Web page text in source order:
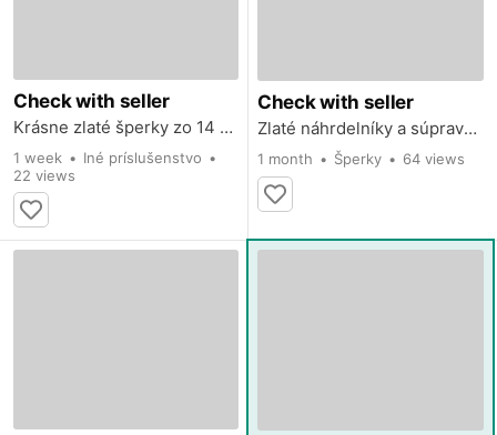
Check with seller
Krásne zlaté šperky zo 14 karátového zlata Korai
1 week
Iné príslušenstvo
22 views
Check with seller
Zlaté náhrdelníky a súpravy (zlatý náhrdelník + zlatý náramok) Korai
1 month Šperky 64 views